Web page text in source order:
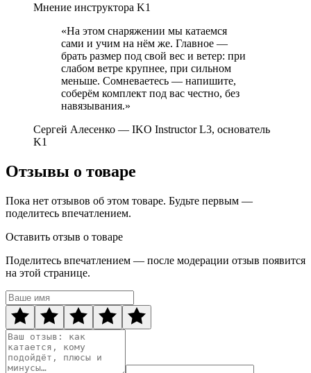
Мнение инструктора K1
«На этом снаряжении мы катаемся
сами и учим на нём же. Главное —
брать размер под свой вес и ветер: при
слабом ветре крупнее, при сильном
меньше. Сомневаетесь — напишите,
соберём комплект под вас честно, без
навязывания.»
Сергей Алесенко — IKO Instructor L3, основатель
K1
Отзывы о товаре
Пока нет отзывов об этом товаре. Будьте первым —
поделитесь впечатлением.
Оставить отзыв о товаре
Поделитесь впечатлением — после модерации отзыв появится
на этой странице.